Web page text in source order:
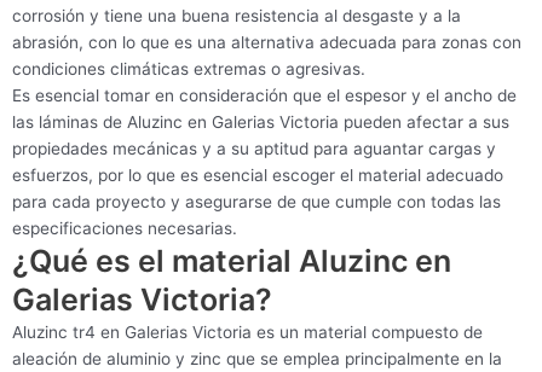
corrosión y tiene una buena resistencia al desgaste y a la
abrasión, con lo que es una alternativa adecuada para zonas con
condiciones climáticas extremas o agresivas.
Es esencial tomar en consideración que el espesor y el ancho de
las láminas de Aluzinc en Galerias Victoria pueden afectar a sus
propiedades mecánicas y a su aptitud para aguantar cargas y
esfuerzos, por lo que es esencial escoger el material adecuado
para cada proyecto y asegurarse de que cumple con todas las
especificaciones necesarias.
¿Qué es el material Aluzinc en
Galerias Victoria?
Aluzinc tr4 en Galerias Victoria es un material compuesto de
aleación de aluminio y zinc que se emplea principalmente en la